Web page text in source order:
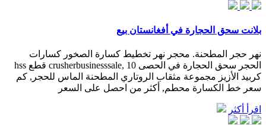
بلانت سحق الحجارة في أفغانستان بيع
نهر حجر المطحنة. محجر نهر تخطيط كسارة الصخور كسارات
الحجر سحق الحجارة في الحصى crusherbusinesssale, 10 قطع hss
كربيد الأزيز مجموعة مثقاب الروتاري المطحنة الماس للحجر, كم
سعر خط الكسارة محطم, أكثر من احصل على السعر
اقرأ أكثر